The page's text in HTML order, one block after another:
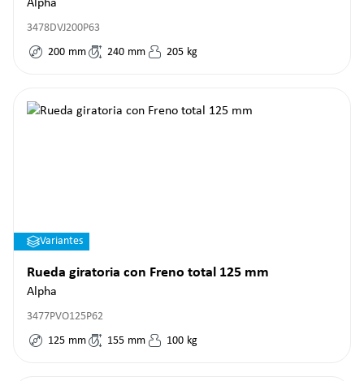
Alpha
3478DVJ200P63
200 mm 240 mm 205 kg
Variantes
Rueda giratoria con Freno total 125 mm
Alpha
3477PVO125P62
125 mm 155 mm 100 kg